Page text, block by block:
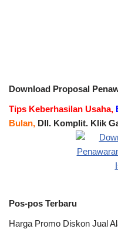
Download Proposal
Tips Keberhasilan Usaha,
Bulan, Dll. Komplit. Klik
Pos-pos Terbaru
Harga Promo Diskon Jual